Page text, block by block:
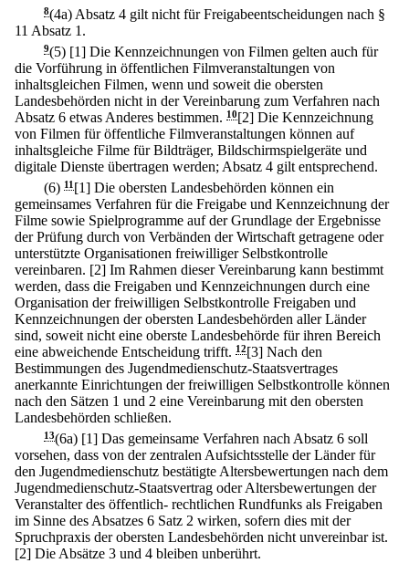
8(4a) Absatz 4 gilt nicht für Freigabeentscheidungen nach §
11 Absatz 1.
9(5) [1] Die Kennzeichnungen von Filmen gelten auch für
die Vorführung in öffentlichen Filmveranstaltungen von
inhaltsgleichen Filmen, wenn und soweit die obersten
Landesbehörden nicht in der Vereinbarung zum Verfahren nach
Absatz 6 etwas Anderes bestimmen. 10[2] Die Kennzeichnung
von Filmen für öffentliche Filmveranstaltungen können auf
inhaltsgleiche Filme für Bildträger, Bildschirmspielgeräte und
digitale Dienste übertragen werden; Absatz 4 gilt entsprechend.
(6) 11 [1] Die obersten Landesbehörden können ein
gemeinsames Verfahren für die Freigabe und Kennzeichnung der
Filme sowie Spielprogramme auf der Grundlage der Ergebnisse
der Prüfung durch von Verbänden der Wirtschaft getragene oder
unterstützte Organisationen freiwilliger Selbstkontrolle
vereinbaren. [2] Im Rahmen dieser Vereinbarung kann bestimmt
werden, dass die Freigaben und Kennzeichnungen durch eine
Organisation der freiwilligen Selbstkontrolle Freigaben und
Kennzeichnungen der obersten Landesbehörden aller Länder
sind, soweit nicht eine oberste Landesbehörde für ihren Bereich
eine abweichende Entscheidung trifft. 12[3] Nach den
Bestimmungen des Jugendmedienschutz-Staatsvertrages
anerkannte Einrichtungen der freiwilligen Selbstkontrolle können
nach den Sätzen 1 und 2 eine Vereinbarung mit den obersten
Landesbehörden schließen.
13(6a) [1] Das gemeinsame Verfahren nach Absatz 6 soll
vorsehen, dass von der zentralen Aufsichtsstelle der Länder für
den Jugendmedienschutz bestätigte Altersbewertungen nach dem
Jugendmedienschutz-Staatsvertrag oder Altersbewertungen der
Veranstalter des öffentlich- rechtlichen Rundfunks als Freigaben
im Sinne des Absatzes 6 Satz 2 wirken, sofern dies mit der
Spruchpraxis der obersten Landesbehörden nicht unvereinbar ist.
[2] Die Absätze 3 und 4 bleiben unberührt.